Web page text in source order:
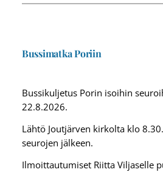
Bussimatka Poriin
Bussikuljetus Porin isoihin
22.8.2026.
Lähtö Joutjärven kirkolta klo
seurojen jälkeen.
Ilmoittautumiset Riitta Viljaselle